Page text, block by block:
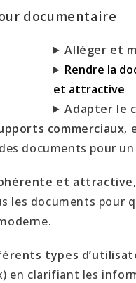
documentaire
Alléger et
Rendre la
et attractive
Adapter le
commerciaux,
documents pour
et attractive
les documents pour
types
en clarifiant les